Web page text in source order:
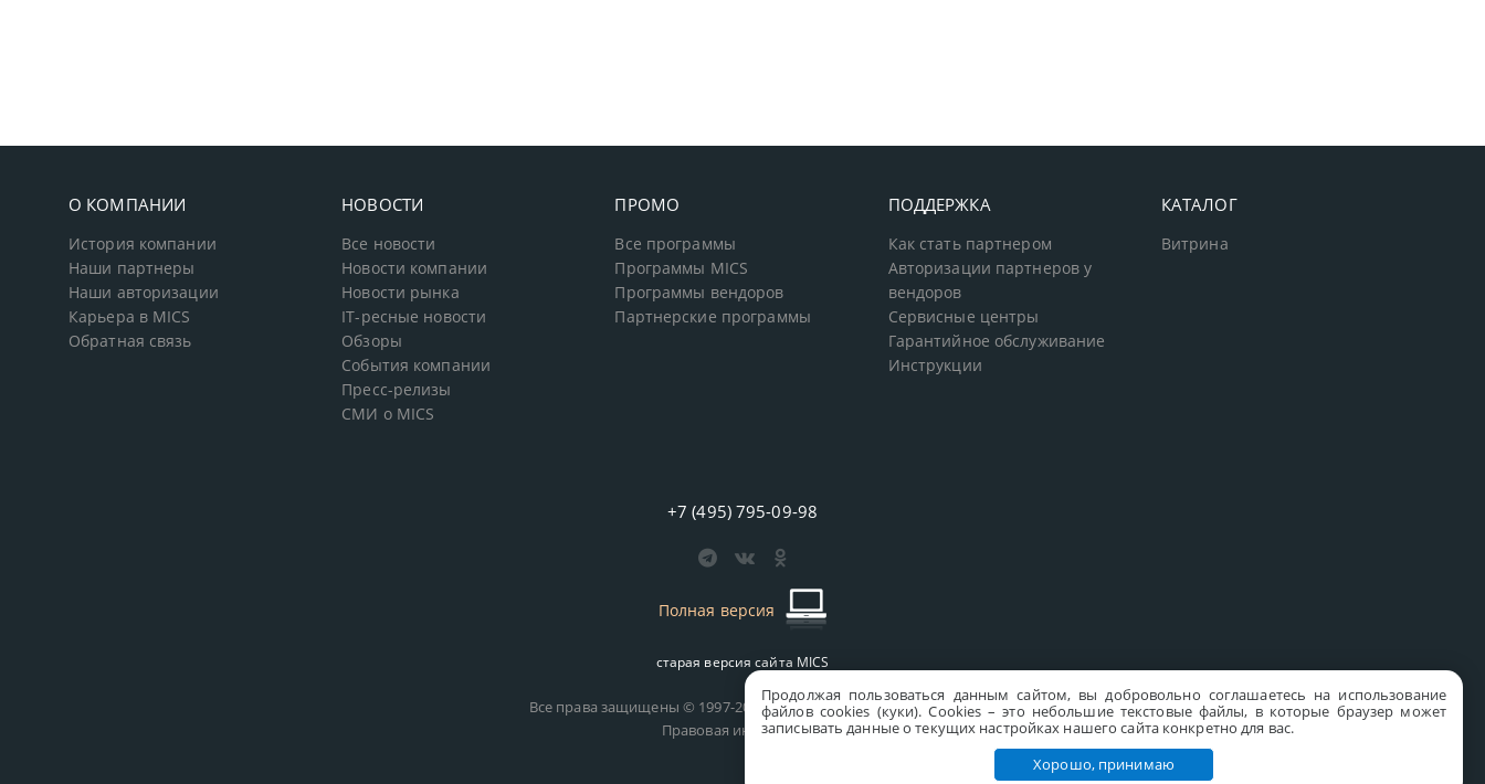
Продолжая пользоваться данным сайтом, вы добровольно соглашаетесь на использование
файлов cookies (куки). Сookies – это небольшие текстовые файлы, в которые браузер может
записывать данные о текущих настройках нашего сайта конкретно для вас.
Хорошо, принимаю
О КОМПАНИИ
История компании
Наши партнеры
Наши авторизации
Карьера в MICS
Обратная связь
НОВОСТИ
Все новости
Новости компании
Новости рынка
IT-ресные новости
Обзоры
События компании
Пресс-релизы
СМИ о MICS
ПРОМО
Все программы
Программы MICS
Программы вендоров
Партнерские программы
ПОДДЕРЖКА
Как стать партнером
Авторизации партнеров у
вендоров
Сервисные центры
Гарантийное обслуживание
Инструкции
КАТАЛОГ
Витрина
+7 (495) 795-09-98
Полная версия
старая версия сайта MICS
Все права защищены © 1997-2026 MICS Distribution Company
Правовая информация